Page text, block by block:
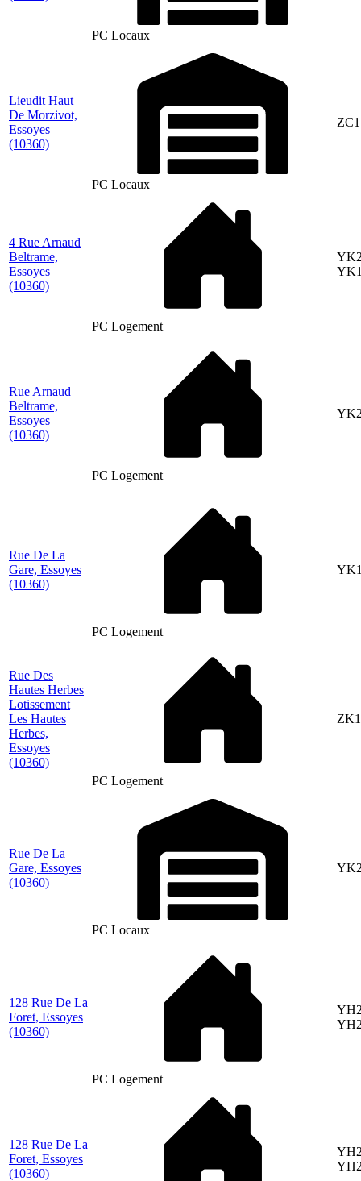
PC Locaux
Lieudit Haut
De Morzivot,
Essoyes
(10360)
PC Locaux
ZC1
4 Rue Arnaud
Beltrame,
Essoyes
(10360)
PC Logement
Rue Arnaud
Beltrame,
Essoyes
(10360)
PC Logement
Rue De La
Gare, Essoyes
(10360)
PC Logement
Rue Des
Hautes Herbes
Lotissement
Les Hautes
Herbes,
Essoyes
(10360)
PC Logement
Rue De La
Gare, Essoyes
(10360)
PC Locaux
128 Rue De La
Foret, Essoyes
(10360)
PC Logement
128 Rue De La
Foret, Essoyes
(10360)